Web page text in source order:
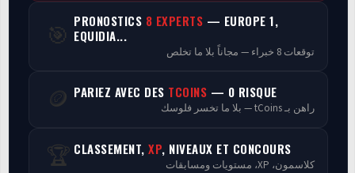
Programmes
🎯 PRONOSTICS 8 EXPERTS — EUROPE 1,
EQUIDIA...
توقعات 8 خبراء — مجاناً بلا ما تخلص
🪙 PARIEZ AVEC DES TCOINS — 0 RISQUE
راهن بـ tCoins — بلا ما تخسر فلوسك
🏆 CLASSEMENT, XP, NIVEAUX ET CONCOURS
كلاسمون، XP، مستويات ومسابقات